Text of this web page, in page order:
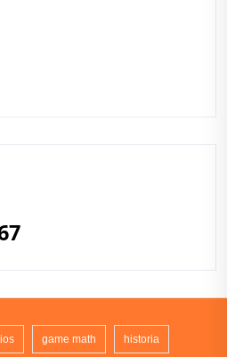
game math historia